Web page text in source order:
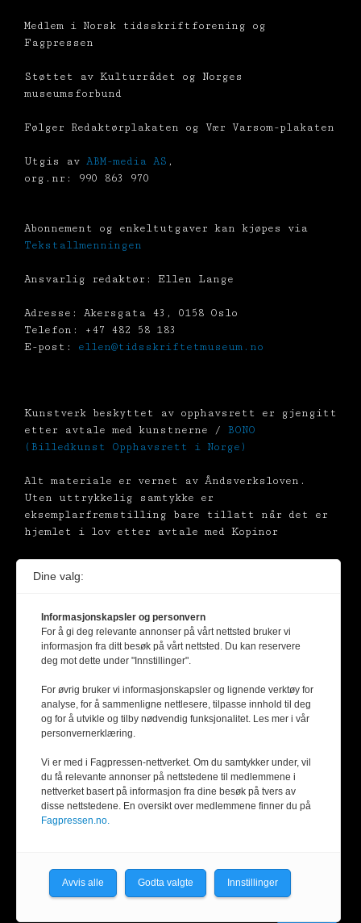
Medlem i Norsk tidsskriftforening og
Fagpressen
Støttet av Kulturrådet og Norges
museumsforbund
Følger Redaktørplakaten og Vær Varsom-plakaten
Utgis av ABM-media AS ,
org.nr: 990 863 970
Abonnement og enkeltutgaver kan kjøpes via
Tekstallmenningen
Ansvarlig redaktør: Ellen Lange
Adresse: Akersgata 43, 0158 Oslo
Telefon: +47 482 58 183
E-post: ellen@tidsskriftetmuseum.no
Kunstverk beskyttet av opphavsrett er gjengitt
etter avtale med kunstnerne / BONO
(Billedkunst Opphavsrett i Norge)
Alt materiale er vernet av Åndsverksloven.
Uten uttrykkelig samtykke er
eksemplarfremstilling bare tillatt når det er
hjemlet i lov etter avtale med Kopinor
Dine valg:
Informasjonskapsler og personvern
For å gi deg relevante annonser på vårt nettsted bruker vi
informasjon fra ditt besøk på vårt nettsted. Du kan reservere
deg mot dette under "Innstillinger".
For øvrig bruker vi informasjonskapsler og lignende verktøy for
analyse, for å sammenligne nettlesere, tilpasse innhold til deg
og for å utvikle og tilby nødvendig funksjonalitet. Les mer i vår
personvernerklæring.
Vi er med i Fagpressen-nettverket. Om du samtykker under, vil
du få relevante annonser på nettstedene til medlemmene i
nettverket basert på informasjon fra dine besøk på tvers av
disse nettstedene. En oversikt over medlemmene finner du på
Fagpressen.no.
Avvis alle Godta valgte Innstillinger